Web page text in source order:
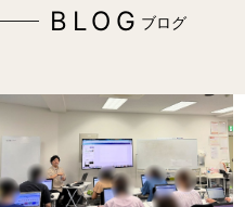
BLOG ブログ